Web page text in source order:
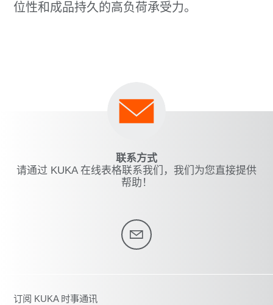
位性和成品持久的高负荷承受力。
联系方式
请通过 KUKA 在线表格联系我们，我们为您直接提供
帮助！
订阅 KUKA 时事通讯